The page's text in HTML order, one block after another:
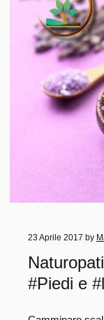
23 Aprile 2017 by
#Piedi e